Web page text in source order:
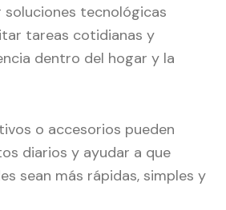
tecnológicas
tareas cotidianas y
dentro del hogar y la
o accesorios pueden
diarios y ayudar a que
sean más rápidas, simples y